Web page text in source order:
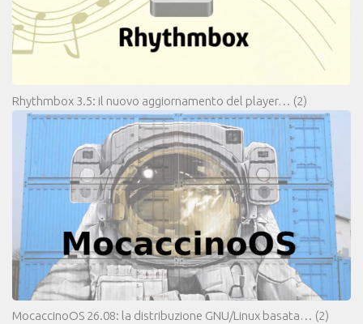
Rhythmbox 3.5: il nuovo aggiornamento del player… (2)
MocaccinoOS 26.08: la distribuzione GNU/Linux basata… (2)